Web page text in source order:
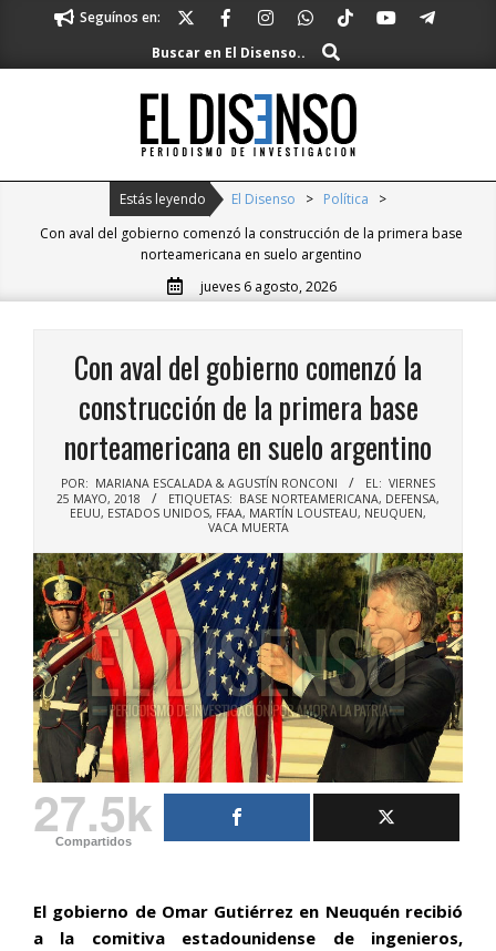
content
Seguínos en:
Buscar en El Disenso..
Buscar
El
Disenso
Estás leyendo El Disenso > Política
>
Con aval del gobierno comenzó la construcción de la primera base
norteamericana en suelo argentino
jueves 6 agosto, 2026
Con aval del gobierno comenzó la
construcción de la primera base
norteamericana en suelo argentino
POR: MARIANA ESCALADA & AGUSTÍN RONCONI EL: VIERNES
25 MAYO, 2018
ETIQUETAS: BASE NORTEAMERICANA, DEFENSA,
EEUU, ESTADOS UNIDOS, FFAA, MARTÍN LOUSTEAU, NEUQUEN,
VACA MUERTA
27.5k
Compartidos
El gobierno de Omar Gutiérrez en Neuquén recibió
a la comitiva estadounidense de ingenieros,